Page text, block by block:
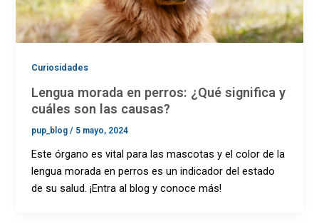
Curiosidades
Lengua morada en perros: ¿Qué significa y
cuáles son las causas?
pup_blog/ 5 mayo, 2024
Este órgano es vital para las mascotas y el color de la
lengua morada en perros es un indicador del estado
de su salud. ¡Entra al blog y conoce más!